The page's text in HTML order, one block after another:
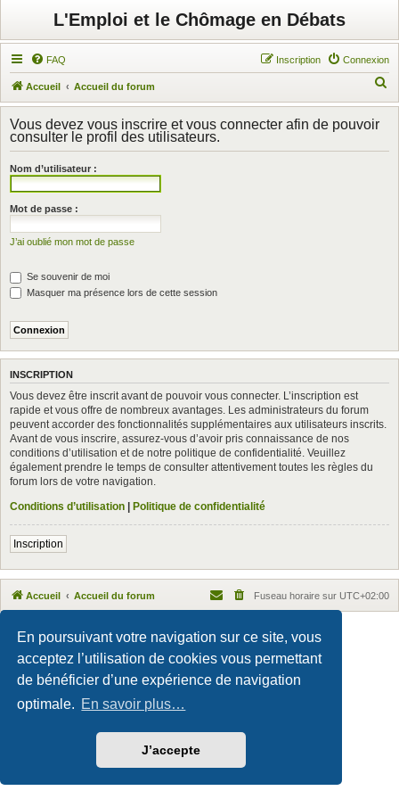
En poursuivant votre navigation sur ce site, vous
acceptez l’utilisation de cookies vous permettant
de bénéficier d’une expérience de navigation
optimale. En savoir plus…
J’accepte
L'Emploi et le Chômage en Débats
FAQ Connexion
Inscription
Accueil Accueil du forum
e
h
Vous devez vous inscrire et vous connecter afin de pouvoir
consulter le profil des utilisateurs.
Nom d’utilisateur :
Mot de passe :
J’ai oublié mon mot de passe
Se souvenir de moi
Masquer ma présence lors de cette session
INSCRIPTION
Vous devez être inscrit avant de pouvoir vous connecter. L’inscription est
rapide et vous offre de nombreux avantages. Les administrateurs du forum
peuvent accorder des fonctionnalités supplémentaires aux utilisateurs inscrits.
Avant de vous inscrire, assurez-vous d’avoir pris connaissance de nos
conditions d’utilisation et de notre politique de confidentialité. Veuillez
également prendre le temps de consulter attentivement toutes les règles du
forum lors de votre navigation.
Conditions d’utilisation | Politique de confidentialité
Inscription
Accueil Accueil du forum Fuseau horaire sur UTC+02:00
Développé parphpBB ® Forum Software © phpBB Limited
Traduction française officielle© Qiaeru
Confidentialité| Conditions